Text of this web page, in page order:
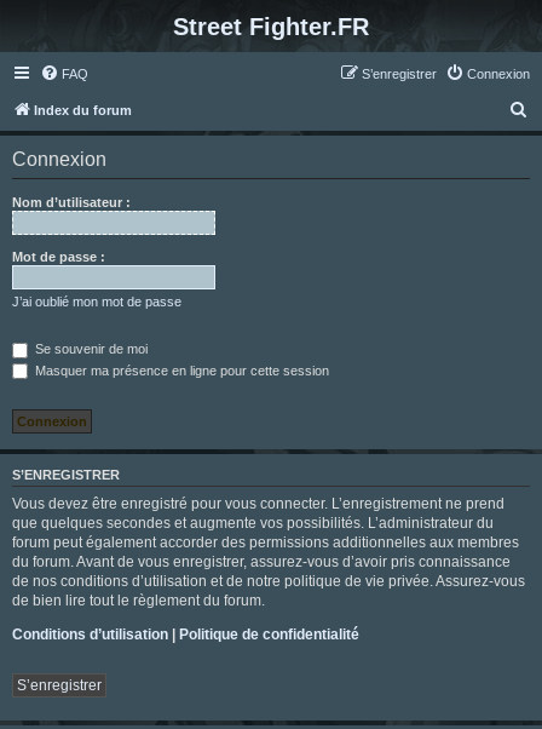
Street Fighter.FR
FAQ Connexion
S’enregistrer
Index du forum
e
Connexion
Nom d’utilisateur :
Mot de passe :
J’ai oublié mon mot de passe
Se souvenir de moi
Masquer ma présence en ligne pour cette session
S’ENREGISTRER
Vous devez être enregistré pour vous connecter. L’enregistrement ne prend
que quelques secondes et augmente vos possibilités. L’administrateur du
forum peut également accorder des permissions additionnelles aux membres
du forum. Avant de vous enregistrer, assurez-vous d’avoir pris connaissance
de nos conditions d’utilisation et de notre politique de vie privée. Assurez-vous
de bien lire tout le règlement du forum.
Conditions d’utilisation | Politique de confidentialité
S’enregistrer